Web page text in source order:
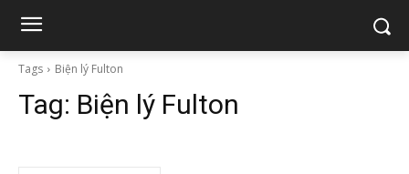
Tags Biện lý Fulton
Tag: Biện lý Fulton